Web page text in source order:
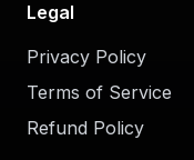
Legal
Privacy Policy
Terms of Service
Refund Policy